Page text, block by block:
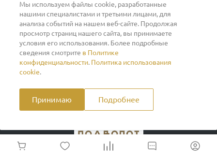
Мы используем файлы cookie, разработанные
нашими специалистами и третьими лицами, для
анализа событий на нашем веб-сайте. Продолжая
просмотр страниц нашего сайта, вы принимаете
условия его использования. Более подробные
сведения смотрите в Политике
конфиденциальности. Политика использования
cookie.
Принимаю Подробнее
О компании
Помощь
Индивидуальный предприниматель Ильин Дмитрий
370260278346